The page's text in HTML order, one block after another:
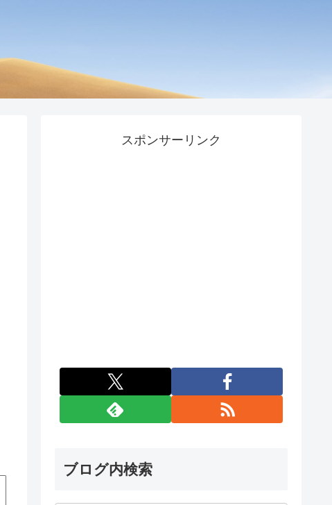
スポンサーリンク
ブログ内検索